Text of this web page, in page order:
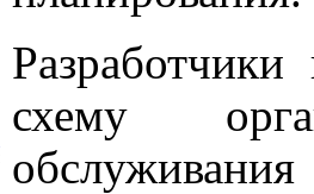
Разработчики
схему
обслуживания